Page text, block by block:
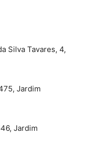
Silva Tavares, 4,
Jardim
Jardim